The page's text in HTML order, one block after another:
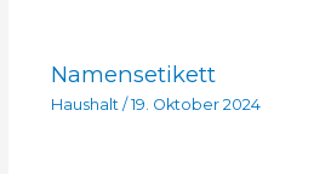
Namensetikett
Haushalt/ 19. Oktober 2024